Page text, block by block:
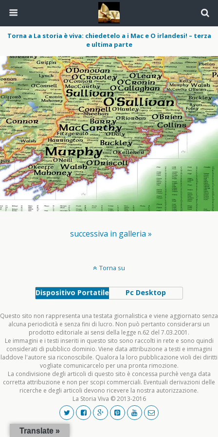
Torna a La storia è viva: chiedetelo a i Mac e O irlandesi! – terza
e ultima parte
successiva in galleria »
Torna su
Dispositivo Portatile Pc Desktop
Questo sito non rappresenta una testata giornalistica e viene aggiornato senza
alcuna periodicità e senza fini di lucro. Non può pertanto considerarsi un
prodotto editoriale ai sensi della legge n.62 del 7.03.2001.
Le immagini e i testi inseriti in questo sito sono raccolti in rete e sono quindi
considerati di pubblico dominio. Viene data attribuzione a testi e immagini
laddove l'autore sia riconoscibile. Qualora la loro pubblicazione violi dei diritti
vogliate comunicarcelo per una pronta rimozione.
La condivisione degli articoli di questo sito è concessa purchè venga data
corretta attribuzione e non per scopi commerciali. Eventuali derivazioni delle
ricerche e degli articoli devono ricevere la nostra autorizzazione.
La Storia Viva © 2013-2016
Translate »